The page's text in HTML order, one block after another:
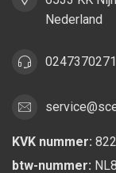
Nederland
0247370271
KVK nummer:
btw-nummer: